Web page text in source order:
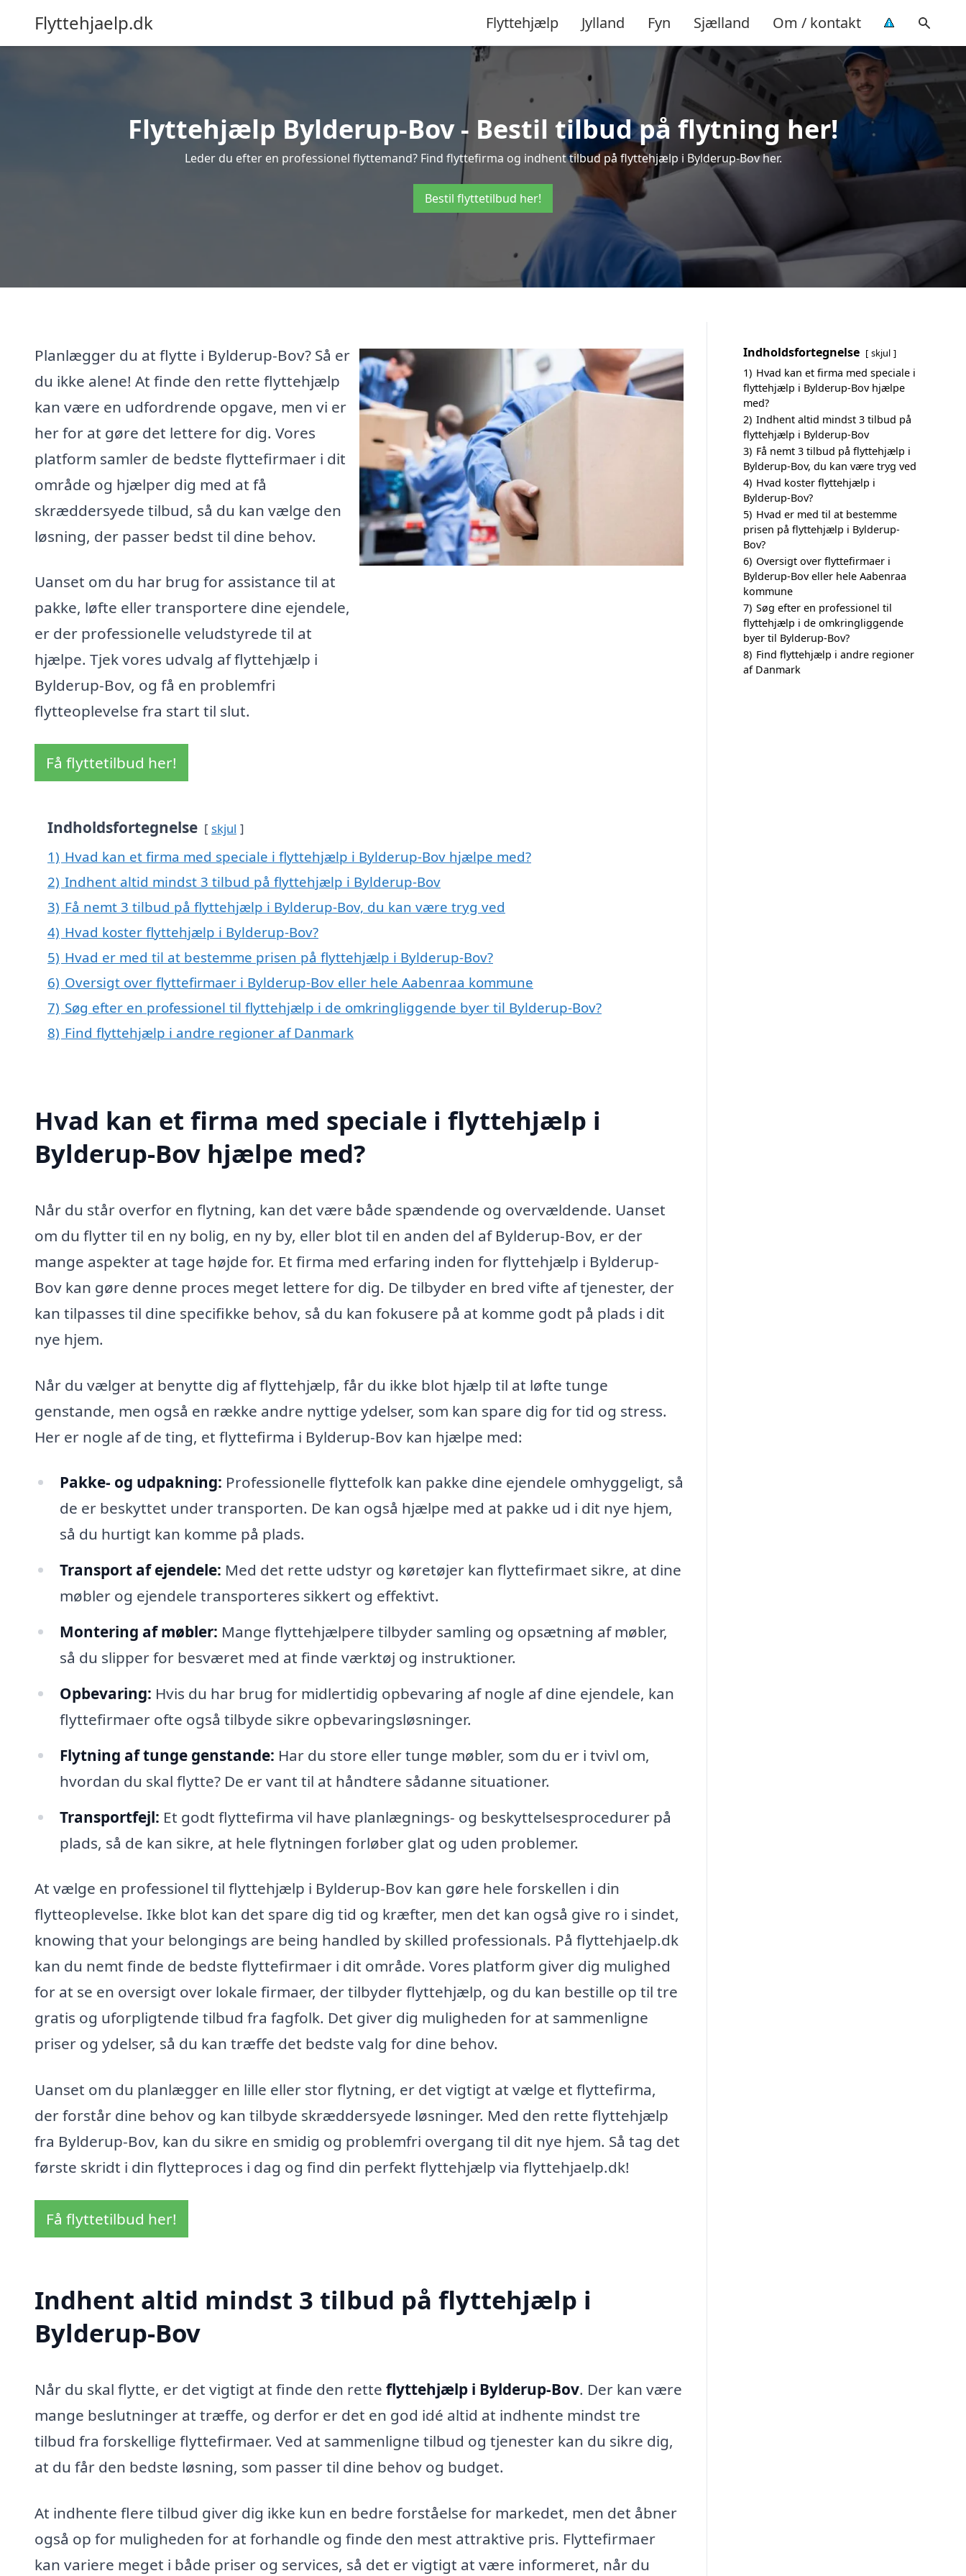
Flyttehjaelp.dk Flyttehjælp Jylland Fyn Sjælland Om / kontakt
Flyttehjælp Bylderup-Bov - Bestil tilbud på flytning her!
Leder du efter en professionel flyttemand? Find flyttefirma og indhent tilbud på flyttehjælp i Bylderup-Bov her.
Bestil flyttetilbud her!
Planlægger du at flytte i Bylderup-Bov? Så er
du ikke alene! At finde den rette flyttehjælp
kan være en udfordrende opgave, men vi er
her for at gøre det lettere for dig. Vores
platform samler de bedste flyttefirmaer i dit
område og hjælper dig med at få
skræddersyede tilbud, så du kan vælge den
løsning, der passer bedst til dine behov.
Uanset om du har brug for assistance til at
pakke, løfte eller transportere dine ejendele,
er der professionelle veludstyrede til at
hjælpe. Tjek vores udvalg af flyttehjælp i
Bylderup-Bov, og få en problemfri
flytteoplevelse fra start til slut.
Få flyttetilbud her!
Indholdsfortegnelse skjul
1) Hvad kan et firma med speciale i flyttehjælp i Bylderup-Bov hjælpe med?
2) Indhent altid mindst 3 tilbud på flyttehjælp i Bylderup-Bov
3) Få nemt 3 tilbud på flyttehjælp i Bylderup-Bov, du kan være tryg ved
4) Hvad koster flyttehjælp i Bylderup-Bov?
5) Hvad er med til at bestemme prisen på flyttehjælp i Bylderup-Bov?
6) Oversigt over flyttefirmaer i Bylderup-Bov eller hele Aabenraa kommune
7) Søg efter en professionel til flyttehjælp i de omkringliggende byer til Bylderup-Bov?
8) Find flyttehjælp i andre regioner af Danmark
Hvad kan et firma med speciale i flyttehjælp i
Bylderup-Bov hjælpe med?
Når du står overfor en flytning, kan det være både spændende og overvældende. Uanset
om du flytter til en ny bolig, en ny by, eller blot til en anden del af Bylderup-Bov, er der
mange aspekter at tage højde for. Et firma med erfaring inden for flyttehjælp i Bylderup-
Bov kan gøre denne proces meget lettere for dig. De tilbyder en bred vifte af tjenester, der
kan tilpasses til dine specifikke behov, så du kan fokusere på at komme godt på plads i dit
nye hjem.
Når du vælger at benytte dig af flyttehjælp, får du ikke blot hjælp til at løfte tunge
genstande, men også en række andre nyttige ydelser, som kan spare dig for tid og stress.
Her er nogle af de ting, et flyttefirma i Bylderup-Bov kan hjælpe med:
Pakke- og udpakning: Professionelle flyttefolk kan pakke dine ejendele omhyggeligt, så
de er beskyttet under transporten. De kan også hjælpe med at pakke ud i dit nye hjem,
så du hurtigt kan komme på plads.
Transport af ejendele: Med det rette udstyr og køretøjer kan flyttefirmaet sikre, at dine
møbler og ejendele transporteres sikkert og effektivt.
Montering af møbler: Mange flyttehjælpere tilbyder samling og opsætning af møbler,
så du slipper for besværet med at finde værktøj og instruktioner.
Opbevaring: Hvis du har brug for midlertidig opbevaring af nogle af dine ejendele, kan
flyttefirmaer ofte også tilbyde sikre opbevaringsløsninger.
Flytning af tunge genstande: Har du store eller tunge møbler, som du er i tvivl om,
hvordan du skal flytte? De er vant til at håndtere sådanne situationer.
Transportfejl: Et godt flyttefirma vil have planlægnings- og beskyttelsesprocedurer på
plads, så de kan sikre, at hele flytningen forløber glat og uden problemer.
At vælge en professionel til flyttehjælp i Bylderup-Bov kan gøre hele forskellen i din
flytteoplevelse. Ikke blot kan det spare dig tid og kræfter, men det kan også give ro i sindet,
knowing that your belongings are being handled by skilled professionals. På flyttehjaelp.dk
kan du nemt finde de bedste flyttefirmaer i dit område. Vores platform giver dig mulighed
for at se en oversigt over lokale firmaer, der tilbyder flyttehjælp, og du kan bestille op til tre
gratis og uforpligtende tilbud fra fagfolk. Det giver dig muligheden for at sammenligne
priser og ydelser, så du kan træffe det bedste valg for dine behov.
Uanset om du planlægger en lille eller stor flytning, er det vigtigt at vælge et flyttefirma,
der forstår dine behov og kan tilbyde skræddersyede løsninger. Med den rette flyttehjælp
fra Bylderup-Bov, kan du sikre en smidig og problemfri overgang til dit nye hjem. Så tag det
første skridt i din flytteproces i dag og find din perfekt flyttehjælp via flyttehjaelp.dk!
Få flyttetilbud her!
Indhent altid mindst 3 tilbud på flyttehjælp i
Bylderup-Bov
Når du skal flytte, er det vigtigt at finde den rette flyttehjælp i Bylderup-Bov. Der kan være
mange beslutninger at træffe, og derfor er det en god idé altid at indhente mindst tre
tilbud fra forskellige flyttefirmaer. Ved at sammenligne tilbud og tjenester kan du sikre dig,
at du får den bedste løsning, som passer til dine behov og budget.
At indhente flere tilbud giver dig ikke kun en bedre forståelse for markedet, men det åbner
også op for muligheden for at forhandle og finde den mest attraktive pris. Flyttefirmaer
kan variere meget i både priser og services, så det er vigtigt at være informeret, når du
Indholdsfortegnelse skjul
1) Hvad kan et firma med speciale i
flyttehjælp i Bylderup-Bov hjælpe
med?
2) Indhent altid mindst 3 tilbud på
flyttehjælp i Bylderup-Bov
3) Få nemt 3 tilbud på flyttehjælp i
Bylderup-Bov, du kan være tryg ved
4) Hvad koster flyttehjælp i
Bylderup-Bov?
5) Hvad er med til at bestemme
prisen på flyttehjælp i Bylderup-
Bov?
6) Oversigt over flyttefirmaer i
Bylderup-Bov eller hele Aabenraa
kommune
7) Søg efter en professionel til
flyttehjælp i de omkringliggende
byer til Bylderup-Bov?
8) Find flyttehjælp i andre regioner
af Danmark